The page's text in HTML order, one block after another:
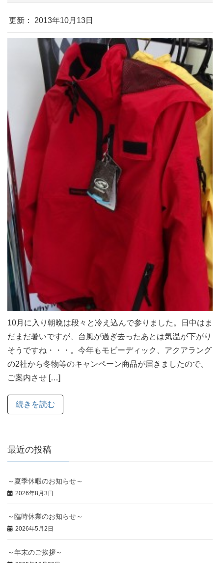
更新： 2013年10月13日
10月に入り朝晩は段々と冷え込んで参りました。日中はま
だまだ暑いですが、台風が過ぎ去ったあとは気温が下がり
そうですね・・・。今年もモビーディック、アクアラング
の2社から冬物等のキャンペーン商品が届きましたので、
ご案内させ […]
続きを読む
最近の投稿
～夏季休暇のお知らせ～
2026年8月3日
～臨時休業のお知らせ～
2026年5月2日
～年末のご挨拶～